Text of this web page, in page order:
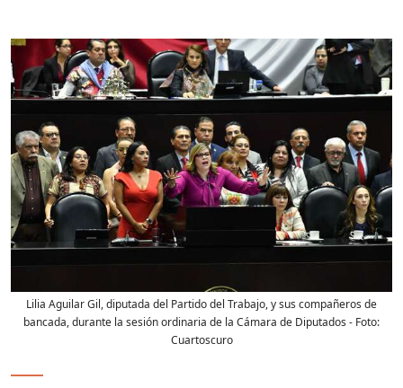
Lilia Aguilar Gil, diputada del Partido del Trabajo, y sus compañeros de
bancada, durante la sesión ordinaria de la Cámara de Diputados - Foto:
Cuartoscuro